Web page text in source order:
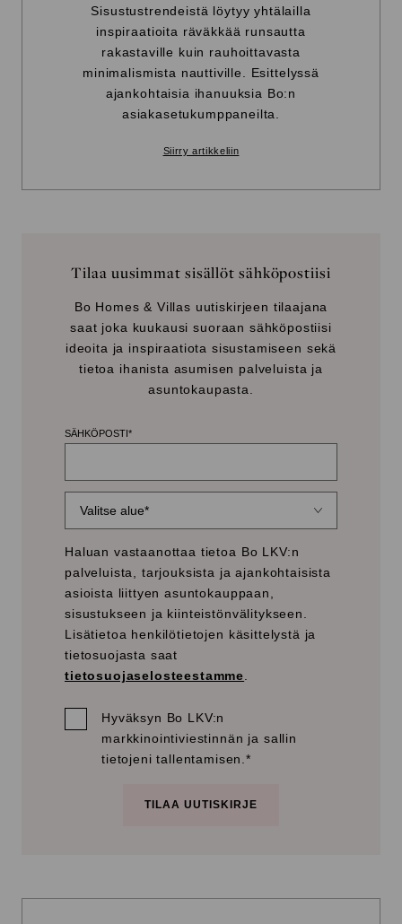
Sisustustrendeistä löytyy yhtälailla
inspiraatioita räväkkää runsautta
rakastaville kuin rauhoittavasta
minimalismista nauttiville. Esittelyssä
ajankohtaisia ihanuuksia Bo:n
asiakasetukumppaneilta.
Siirry artikkeliin
Tilaa uusimmat sisällöt sähköpostiisi
Bo Homes & Villas uutiskirjeen tilaajana
saat joka kuukausi suoraan sähköpostiisi
ideoita ja inspiraatiota sisustamiseen sekä
tietoa ihanista asumisen palveluista ja
asuntokaupasta.
SÄHKÖPOSTI *
Haluan vastaanottaa tietoa Bo LKV:n
palveluista, tarjouksista ja ajankohtaisista
asioista liittyen asuntokauppaan,
sisustukseen ja kiinteistönvälitykseen.
Lisätietoa henkilötietojen käsittelystä ja
tietosuojasta saat
tietosuojaselosteestamme.
Hyväksyn Bo LKV:n
markkinointiviestinnän ja sallin
tietojeni tallentamisen.*